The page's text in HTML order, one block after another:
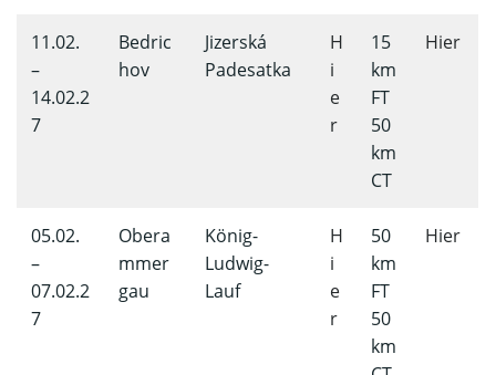
11.02.
–
14.02.2
7
Bedric
hov
Jizerská
Padesatka
H
i
e
r
15
km
FT
50
km
CT
Hier
05.02.
–
07.02.2
7
Obera
mmer
gau
König-
Ludwig-
Lauf
H
i
e
r
50
km
FT
50
km
Hier